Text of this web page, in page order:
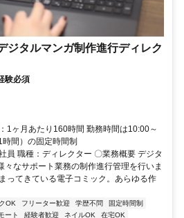
ジタルマンガ制作進行ディレク
験必須
1ヶ月あたり160時間 勤務時間は10:00～
間）の固定時間制
員 職種：ディレクター 〇業務概要 デジタ
々なサポート業務の制作進行管理を行いま
ってきている電子コミック。あらゆる作
OK フリーター歓迎 学歴不問
固定時間制
ート 経験者歓迎 ネイルOK
在宅OK